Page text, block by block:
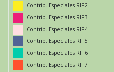
Contrib. Especiales RIF 2
Contrib. Especiales RIF 3
Contrib. Especiales RIF 4
Contrib. Especiales RIF 5
Contrib. Especiales RIF 6
Contrib. Especiales RIF 7